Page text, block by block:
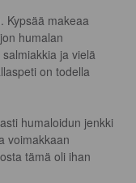
Kypsää makeaa
humalan
ja vielä
on todella
humaloidun jenkki
voimakkaan
tämä oli ihan